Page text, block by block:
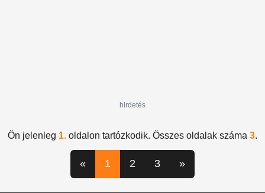
hirdetés
Ön jelenleg 1. oldalon tartózkodik. Összes oldalak száma 3.
« 1 2 3 »